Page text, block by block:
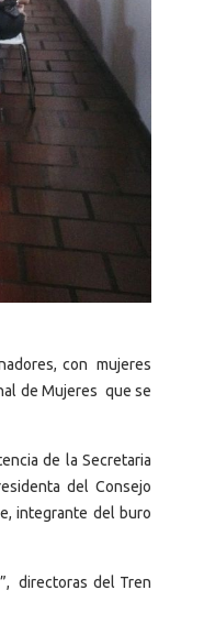
con mujeres
de Mujeres que se
de la Secretaria
del Consejo
integrante del buro
directoras del Tren